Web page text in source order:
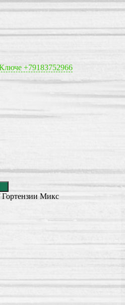
+79183752966
Микс